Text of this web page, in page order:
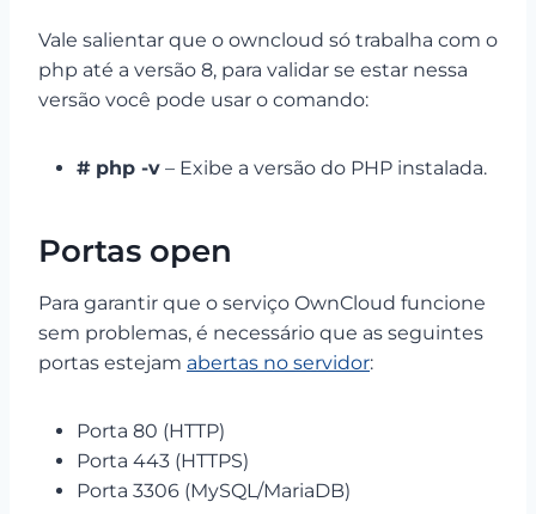
Vale salientar que o owncloud só trabalha com o
php até a versão 8, para validar se estar nessa
versão você pode usar o comando:
# php -v – Exibe a versão do PHP instalada.
Portas open
Para garantir que o serviço OwnCloud funcione
sem problemas, é necessário que as seguintes
portas estejam abertas no servidor:
Porta 80 (HTTP)
Porta 443 (HTTPS)
Porta 3306 (MySQL/MariaDB)